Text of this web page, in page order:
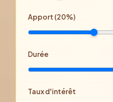
Apport (20%)
Durée
Taux d'intérêt